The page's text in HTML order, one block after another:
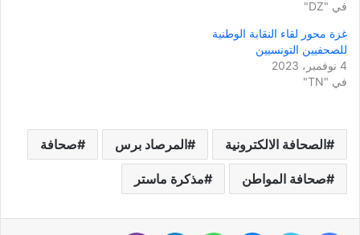
في "DZ"
غزة محور لقاء النقابة الوطنية
للصحفيين التونسيين
4 نوفمبر، 2023
في "TN"
الصحافة الالكترونية المرصاد برس صحافة
صحافة المواطن مذكرة ماستر
فيسبوك تويتر ماسنجر واتساب تيلقرام